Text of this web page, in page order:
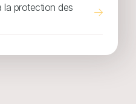
la protection des